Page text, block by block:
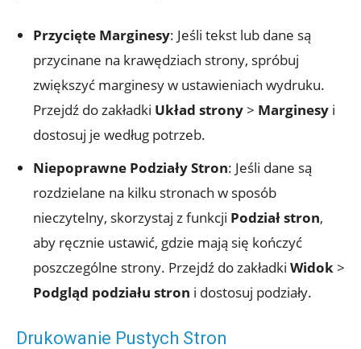
Przycięte Marginesy: Jeśli tekst lub dane są
przycinane na krawędziach strony, spróbuj
zwiększyć marginesy w ustawieniach wydruku.
Przejdź do zakładki Układ strony> Marginesy i
dostosuj je według potrzeb.
Niepoprawne Podziały Stron: Jeśli dane są
rozdzielane na kilku stronach w sposób
nieczytelny, skorzystaj z funkcji Podział stron,
aby ręcznie ustawić, gdzie mają się kończyć
poszczególne strony. Przejdź do zakładki Widok >
Podgląd podziału stron i dostosuj podziały.
Drukowanie Pustych Stron